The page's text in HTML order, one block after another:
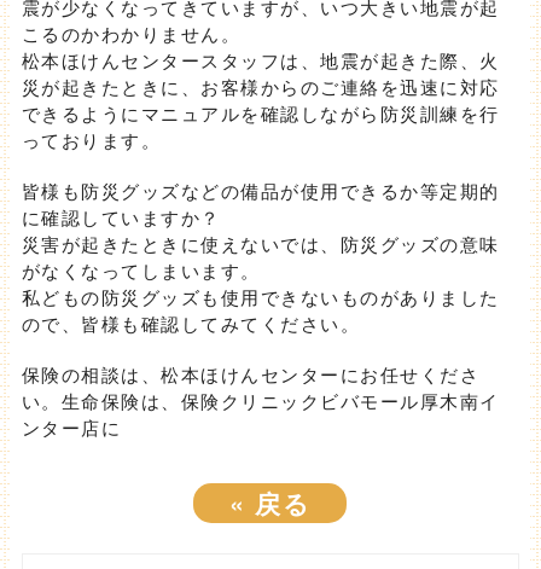
震が少なくなってきていますが、いつ大きい地震が起
こるのかわかりません。
松本ほけんセンタースタッフは、地震が起きた際、火
災が起きたときに、お客様からのご連絡を迅速に対応
できるようにマニュアルを確認しながら防災訓練を行
っております。
皆様も防災グッズなどの備品が使用できるか等定期的
に確認していますか？
災害が起きたときに使えないでは、防災グッズの意味
がなくなってしまいます。
私どもの防災グッズも使用できないものがありました
ので、皆様も確認してみてください。
保険の相談は、松本ほけんセンターにお任せくださ
い。生命保険は、保険クリニックビバモール厚木南イ
ンター店に
« 戻る